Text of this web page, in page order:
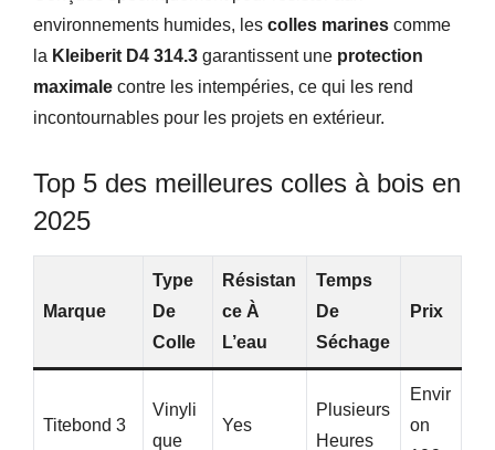
environnements humides, les colles marines comme
la Kleiberit D4 314.3 garantissent une protection
maximale contre les intempéries, ce qui les rend
incontournables pour les projets en extérieur.
Top 5 des meilleures colles à bois en
2025
Marque
Type
De
Colle
Résistan
Ce À
L’eau
Temps
De
Séchage
Prix
Titebond 3
Vinyli
Que
Yes
Plusieurs
Heures
Envir
On